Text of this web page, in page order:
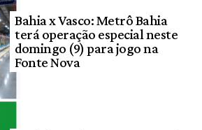
Bahia x Vasco: Metrô Bahia
terá operação especial neste
domingo (9) para jogo na
Fonte Nova